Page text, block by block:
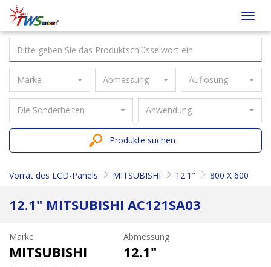
Taiwan
Screen
Marke Abmessung Auflösung
Die Sonderheiten Anwendung
Produkte suchen
Vorrat des LCD-Panels MITSUBISHI 12.1" 800 X 600
12.1" MITSUBISHI AC121SA03
Marke
MITSUBISHI
Abmessung
12.1"